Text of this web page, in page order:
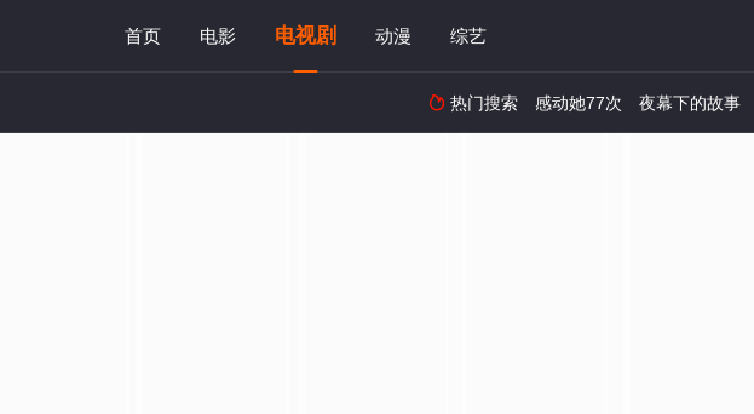
首页 电影 电视剧 动漫 综艺
 热门搜索 感动她77次 夜幕下的故事